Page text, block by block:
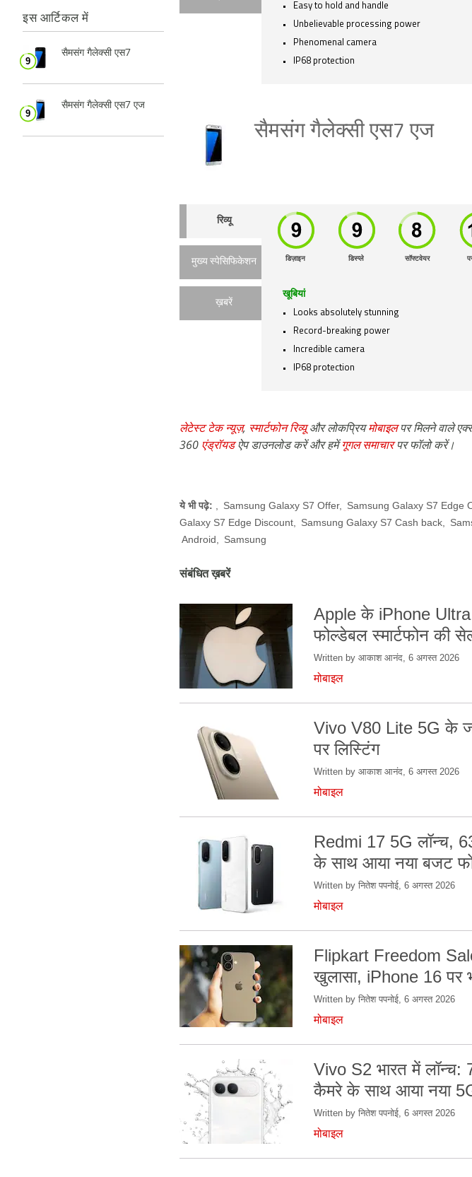
इस आर्टिकल में
सैमसंग गैलेक्सी एस7
सैमसंग गैलेक्सी एस7 एज
Easy to hold and handle
Unbelievable processing power
Phenomenal camera
IP68 protection
सैमसंग गैलेक्सी एस7 एज
रिव्यू
मुख्य स्पेसिफिकेशन
ख़बरें
डिज़ाइन डिस्प्ले सॉफ्टवेयर
खूबियां
Looks absolutely stunning
Record-breaking power
Incredible camera
IP68 protection
लेटेस्ट टेक न्यूज़, स्मार्टफोन रिव्यूऔर लोकप्रियमोबाइलपर मिलने वाले
360 एंड्रॉयडऐप डाउनलोड करें और हमेंगूगल समाचारपर फॉलो करें।
ये भी पढ़े: Samsung Galaxy S7 Offer, Samsung Galaxy S7 Edge
Galaxy S7 Edge Discount
Samsung Galaxy S7 Cash back
Android
Samsung
संबंधित ख़बरें
Apple के iPhone
फोल्डेबल स्मार्टफोन की
Written by आकाश आनंद, 6 अगस्त 2026
मोबाइल
Vivo V80 Lite 5G के
पर लिस्टिंग
Written by आकाश आनंद, 6 अगस्त 2026
मोबाइल
Redmi 17 5G लॉन्च,
के साथ आया नया बजट
Written by नितेश पपनोई, 6 अगस्त 2026
मोबाइल
Flipkart Freedom
खुलासा, iPhone 16 पर
Written by नितेश पपनोई, 6 अगस्त 2026
मोबाइल
Vivo S2 भारत में लॉन्च:
कैमरे के साथ आया नया
Written by नितेश पपनोई, 6 अगस्त 2026
मोबाइल